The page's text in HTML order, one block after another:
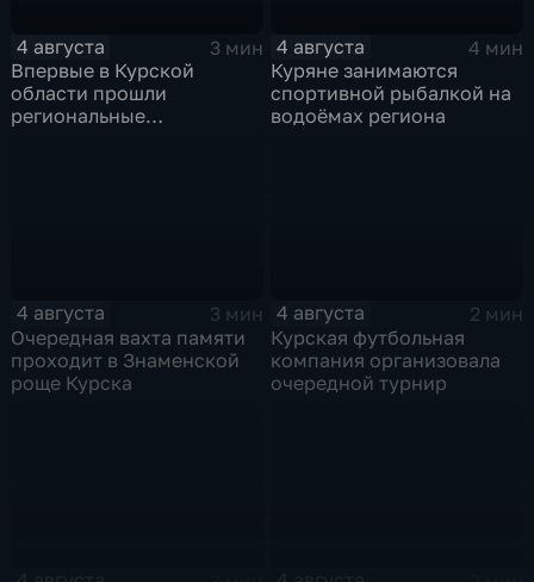
4 августа
3 мин
Впервые в Курской
области прошли
региональные
4 августа
4 мин
Куряне занимаются
спортивной рыбалкой на
водоёмах региона
4 августа
3 мин
Очередная вахта памяти
проходит в Знаменской
роще Курска
4 августа
2 мин
Курская футбольная
компания организовала
очередной турнир